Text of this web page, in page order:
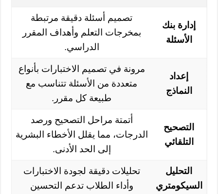
إدارة بنك
الأسئلة
تصميم أسئلة دقيقة مرتبطة
بمخرجات التعلم وأهداف المقرر
الدراسي.
إعداد
النماذج
مرونة في تصميم الاختبارات بأنواع
متعددة من الأسئلة تتناسب مع
طبيعة كل مقرر.
التصحيح
التلقائي
أتمتة مراحل التصحيح ورصد
الدرجات، مما يقلل الأخطاء البشرية
إلى الحد الأدنى.
التحليل
السيكومتري
تحليلات دقيقة لجودة الاختبارات
وأداء الطلاب تدعم التحسين